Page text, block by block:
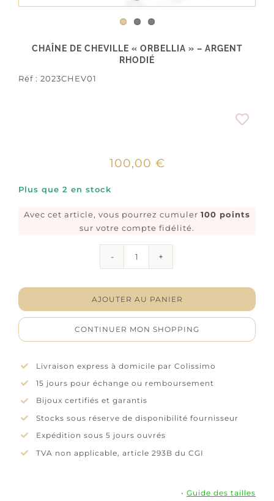
CHAÎNE DE CHEVILLE « ORBELLIA » – ARGENT
RHODIÉ
Réf : 2023CHEV01
100,00 €
Plus que 2 en stock
Avec cet article, vous pourrez cumuler 100 points
sur votre compte fidélité.
de
cheville
"Orbellia"
AJOUTER AU PANIER
CONTINUER MON SHOPPING
Livraison express à domicile par Colissimo
15 jours pour échange ou remboursement
Bijoux certifiés et garantis
Stocks sous réserve de disponibilité fournisseur
Expédition sous 5 jours ouvrés
TVA non applicable, article 293B du CGI
•Guide des tailles